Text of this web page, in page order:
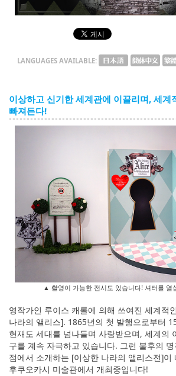
Bahasa Indonesia
LANGUAGES AVAILABLE:
이상하고 신기한 세계관에 이끌리며, 세계
빠져든다!
▲ 촬영이 가능한 전시도 있습니다! 셔터를 열
영작가인 루이스 캐롤에 의해 쓰여진 세계적
나라의 앨리스]. 1865년의 첫 발행으로부터
현재도 세대를 넘나들며 사랑받으며, 세계의
구를 계속 자극하고 있습니다. 그런 불후의
점에서 소개하는 [이상한 나라의 앨리스전]이
후쿠오카시 미술관에서 개최중입니다!